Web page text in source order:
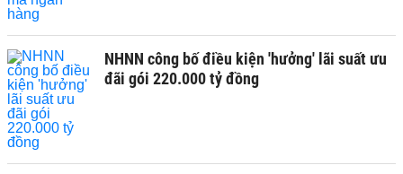
NHNN công bố điều kiện 'hưởng' lãi suất ưu
đãi gói 220.000 tỷ đồng